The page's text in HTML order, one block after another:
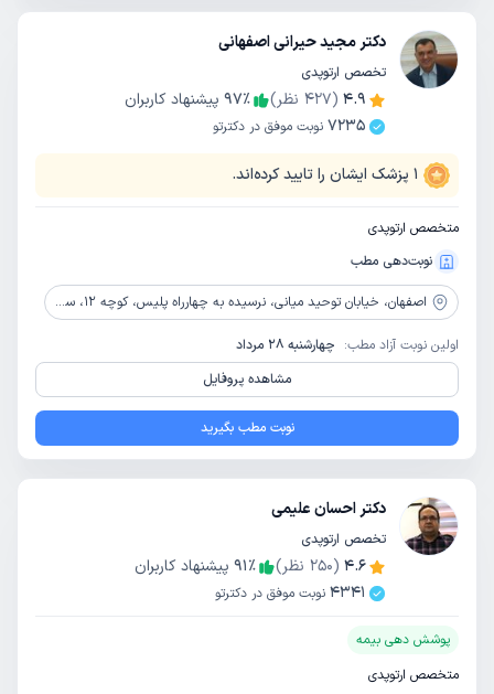
دکتر مجید حیرانی اصفهانی
تخصص ارتوپدی
4.9
(
427 نظر) 97٪
پیشنهاد کاربران
7235 نوبت موفق در دکترتو
1 پزشک ایشان را تایید کرده‌اند.
متخصص ارتوپدی
نوبت‌دهی مطب
اصفهان، خیابان توحید میانی، نرسیده به چهارراه پلیس، کوچه 12، ساختمان یاس، طبقه دوم، واحد 202
اولین نوبت آزاد مطب: چهارشنبه 28 مرداد
مشاهده پروفایل
نوبت مطب بگیرید
دکتر احسان علیمی
تخصص ارتوپدی
4.6
(
250 نظر) 91٪
پیشنهاد کاربران
4341 نوبت موفق در دکترتو
پوشش دهی بیمه
متخصص ارتوپدی